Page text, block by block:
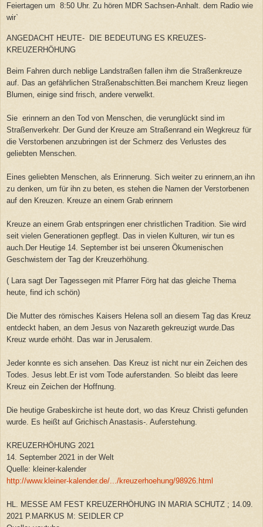
Feiertagen um 8:50 Uhr. Zu hören MDR Sachsen-Anhalt. dem Radio wie
wir`
ANGEDACHT HEUTE-
DIE BEDEUTUNG ES KREUZES-
KREUZERHÖHUNG
Beim Fahren durch neblige Landstraßen fallen ihm die Straßenkreuze
auf. Das an gefährlichen Straßenabschitten.Bei manchem Kreuz liegen
Blumen, einige sind frisch, andere verwelkt.
Sie erinnern an den Tod von Menschen, die verunglückt sind im
Straßenverkehr. Der Gund der Kreuze am Straßenrand ein Wegkreuz für
die Verstorbenen anzubringen ist der Schmerz des Verlustes des
geliebten Menschen.
Eines geliebten Menschen, als Erinnerung. Sich weiter zu erinnern,an ihn
zu denken, um für ihn zu beten, es stehen die Namen der Verstorbenen
auf den Kreuzen. Kreuze an einem Grab erinnern
Kreuze an einem Grab entspringen ener christlichen Tradition. Sie wird
seit vielen Generationen gepflegt. Das in vielen Kulturen, wir tun es
auch.Der Heutige 14. September ist bei unseren Ökumenischen
Geschwistern der Tag der Kreuzerhöhung.
( Lara sagt Der Tagessegen mit Pfarrer Förg hat das gleiche Thema
heute, find ich schön)
Die Mutter des römisches Kaisers Helena soll an diesem Tag das Kreuz
entdeckt haben, an dem Jesus von Nazareth gekreuzigt wurde.Das
Kreuz wurde erhöht. Das war in Jerusalem.
Jeder konnte es sich ansehen. Das Kreuz ist nicht nur ein Zeichen des
Todes. Jesus lebt.Er ist vom Tode auferstanden. So bleibt das leere
Kreuz ein Zeichen der Hoffnung.
Die heutige Grabeskirche ist heute dort, wo das Kreuz Christi gefunden
wurde. Es heißt auf Grichisch Anastasis-. Auferstehung.
KREUZERHÖHUNG 2021
14. September 2021 in der Welt
Quelle: kleiner-kalender
http://www.kleiner-kalender.de/.../kreuzerhoehung/98926.html
HL. MESSE AM FEST KREUZERHÖHUNG IN MARIA SCHUTZ ; 14.09.
2021 P.MARKUS M: SEIDLER CP